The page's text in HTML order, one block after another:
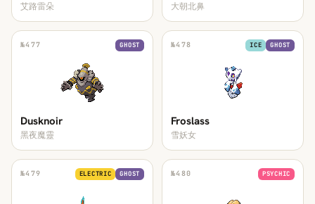
艾路雷朵 大朝北鼻
№477 GHOST
Dusknoir
黑夜魔靈
№478 ICE GHOST
Froslass
雪妖女
№479 ELECTRIC GHOST №480 PSYCHIC